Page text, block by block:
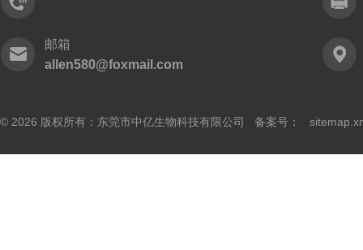
邮箱
allen580@foxmail.com
© 2026 版权所有：东莞市中亿生物科技有限公司 备案号：